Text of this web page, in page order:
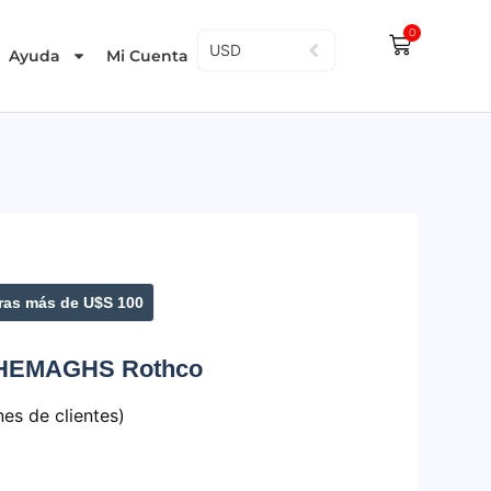
Ayuda Mi Cuenta USD
0
más de U$S 100
Rothco
de clientes)